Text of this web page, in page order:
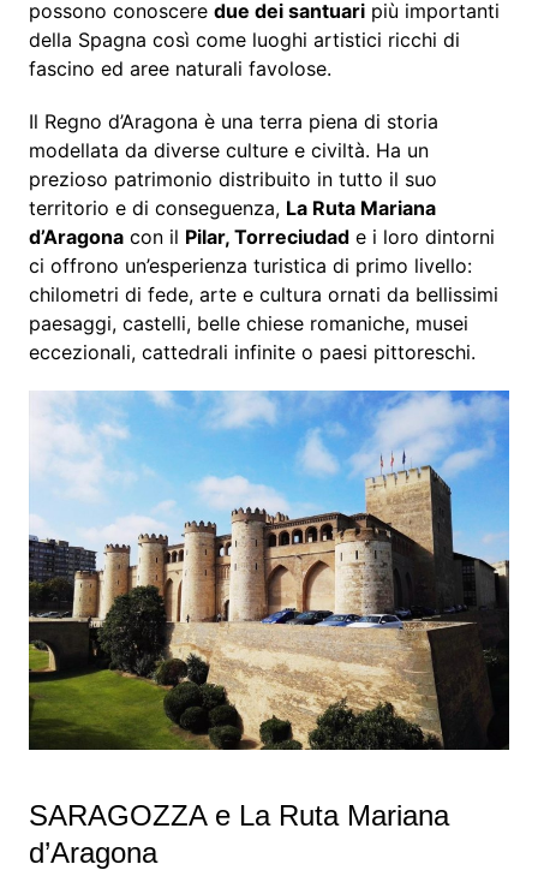
possono conoscere due dei santuaripiù importanti
della Spagna così come luoghi artistici ricchi di
fascino ed aree naturali favolose.
Il Regno d’Aragona è una terra piena di storia
modellata da diverse culture e civiltà. Ha un
prezioso patrimonio distribuito in tutto il suo
territorio e di conseguenza, La Ruta Mariana
d’Aragonacon il Pilar, Torreciudade i loro dintorni
ci offrono un’esperienza turistica di primo livello:
chilometri di fede, arte e cultura ornati da bellissimi
paesaggi, castelli, belle chiese romaniche, musei
eccezionali, cattedrali infinite o paesi pittoreschi.
SARAGOZZA e La Ruta Mariana
d’Aragona